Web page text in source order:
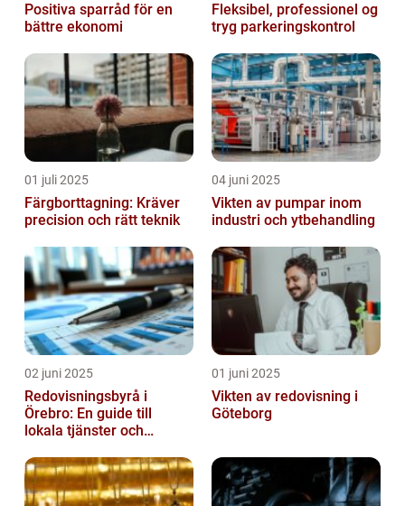
Positiva sparråd för en
bättre ekonomi
Fleksibel, professionel og
tryg parkeringskontrol
01 juli 2025
Färgborttagning: Kräver
precision och rätt teknik
04 juni 2025
Vikten av pumpar inom
industri och ytbehandling
02 juni 2025
Redovisningsbyrå i
Örebro: En guide till
lokala tjänster och
01 juni 2025
Vikten av redovisning i
Göteborg